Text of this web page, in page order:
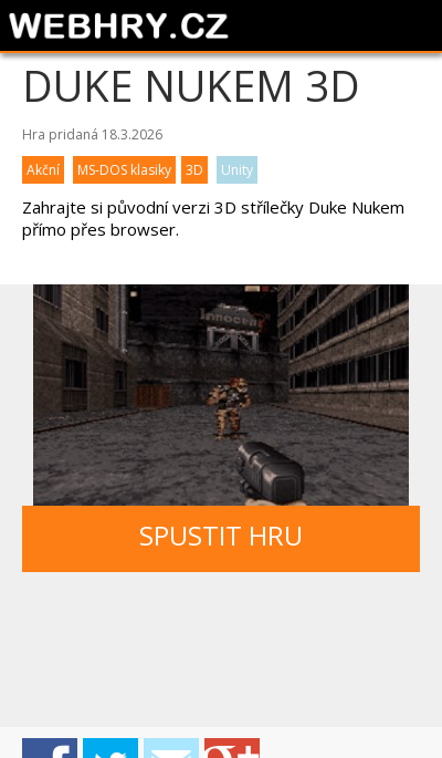
DUKE NUKEM 3D
Hra pridaná 18.3.2026
Akční
MS-DOS klasiky 3D Unity
Zahrajte si původní verzi 3D střílečky Duke Nukem
přímo přes browser.
SPUSTIT HRU